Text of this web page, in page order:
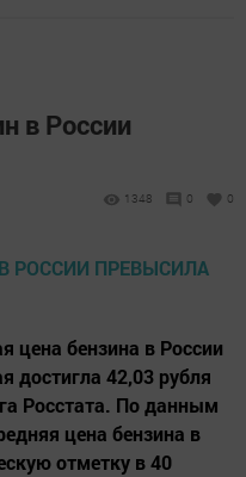
в России
1348 0 0
цена бензина в России
достигла 42,03 рубля
Росстата. По данным
цена бензина в
отметку в 40